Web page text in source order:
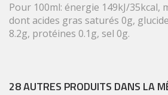
Pour 100ml: énergie 149kJ/35kcal,
dont acides gras saturés 0g,
8.2g, protéines 0.1g, sel 0g.
28 AUTRES PRODUITS DANS LA